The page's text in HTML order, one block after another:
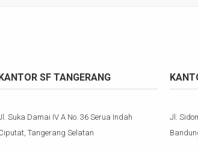
SF TANGERANG
Suka Damai IV A No. 36 Serua Indah
Tangerang Selatan
Jl.